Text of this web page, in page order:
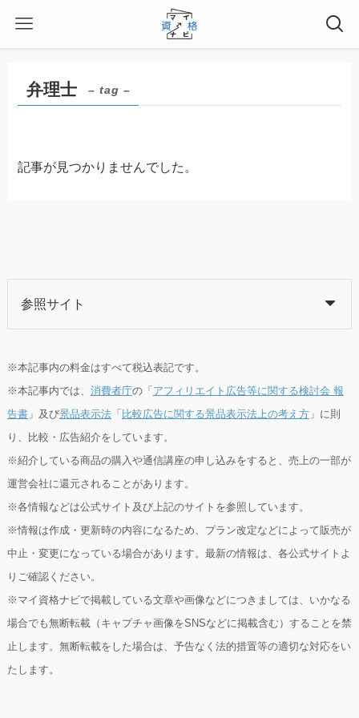
弁理士 – tag –
記事が見つかりませんでした。
参照サイト
※本記事内の料金はすべて税込表記です。
※本記事内では、 消費者庁の「 アフィリエイト広告等に関する検討会 報
告書」及び景品表示法「 比較広告に関する景品表示法上の考え方」に則
り、比較・広告紹介をしています。
※紹介している商品の購入や通信講座の申し込みをすると、売上の一部が
運営会社に還元されることがあります。
※各情報などは公式サイト及び上記のサイトを参照しています。
※情報は作成・更新時の内容になるため、プラン改定などによって販売が
中止・変更になっている場合があります。最新の情報は、各公式サイトよ
りご確認ください。
※マイ資格ナビで掲載している文章や画像などにつきましては、いかなる
場合でも無断転載（キャプチャ画像をSNSなどに掲載含む）することを禁
止します。無断転載をした場合は、予告なく法的措置等の適切な対応をい
たします。